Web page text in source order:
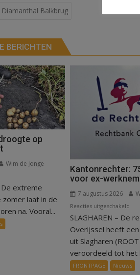
Balkbrug
BERICHTEN
op
Wim de Jonge
VIDEO
Invloed
op
aardappeloogst
De extreme
laat in de
na. Vooral...
Kantonrechter:
voor ex-
7 augustus 2026
Reacties uitgeschakeld
voor
ex-
SLAGHAREN – De
Overijssel heeft
uit Slagharen
veroordeeld tot het
FRONTPAGE Nieuws